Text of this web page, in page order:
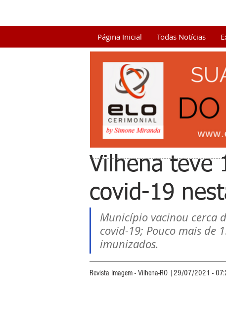
Página Inicial Todas Notícias
Vilhena teve
covid-19
Município vacinou cerca
covid-19; Pouco mais de
imunizados.
Revista Imagem - Vilhena-RO |29/07/2021 -